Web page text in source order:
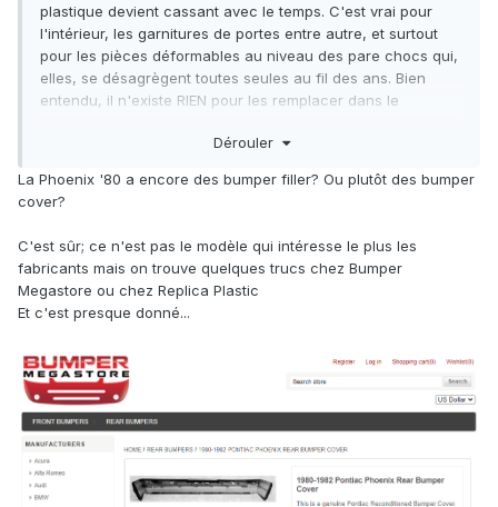
plastique devient cassant avec le temps. C'est vrai pour
l'intérieur, les garnitures de portes entre autre, et surtout
pour les pièces déformables au niveau des pare chocs qui,
elles, se désagrègent toutes seules au fil des ans. Bien
entendu, il n'existe RIEN pour les remplacer dans le
Dérouler
La Phoenix '80 a encore des bumper filler? Ou plutôt des bumper
cover?
C'est sûr; ce n'est pas le modèle qui intéresse le plus les
fabricants mais on trouve quelques trucs chez Bumper
Megastore ou chez Replica Plastic
Et c'est presque donné...